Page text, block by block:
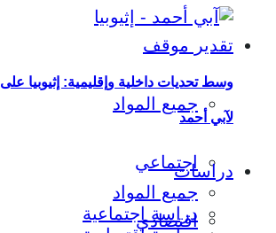
تقدير موقف
جميع المواد
اجتماعي
اقتصادي
وسط تحديات داخلية وإقليمية: إثيوبيا
لآبي أحمد
دراسات
جميع المواد
دراسة اجتماعية